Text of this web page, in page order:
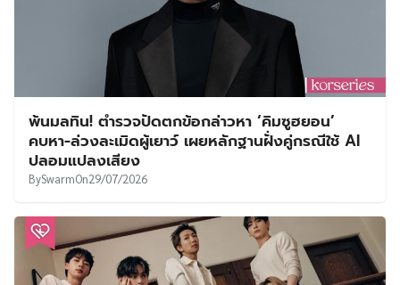
พ้นมลทิน! ตำรวจปัดตกข้อกล่าวหา ‘คิมซูฮยอน’
คบหา-ล่วงละเมิดผู้เยาว์ เผยหลักฐานฝั่งคู่กรณีใช้ AI
ปลอมแปลงเสียง
BySwarmOn29/07/2026